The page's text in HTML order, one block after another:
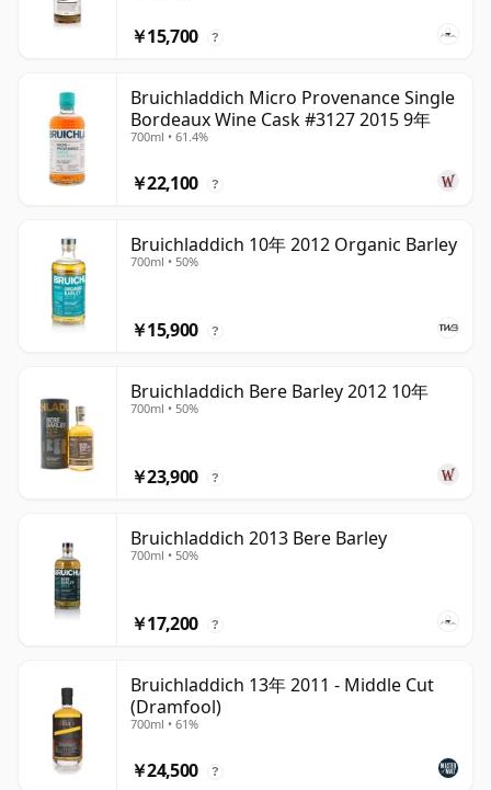
￥15,700 ?
Bruichladdich Micro Provenance Single
Bordeaux Wine Cask #3127 2015 9年
700ml • 61.4%
￥22,100 ?
Bruichladdich 10年 2012 Organic Barley
700ml • 50%
￥15,900 ?
Bruichladdich Bere Barley 2012 10年
700ml • 50%
￥23,900 ?
Bruichladdich 2013 Bere Barley
700ml • 50%
￥17,200 ?
Bruichladdich 13年 2011 - Middle Cut
(Dramfool)
700ml • 61%
￥24,500 ?